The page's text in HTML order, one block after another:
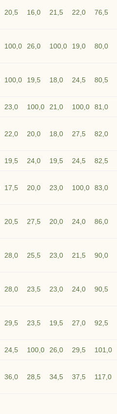
20,5 16,0 21,5 22,0 76,5
100,0 26,0 100,0 19,0 80,0
100,0 19,5 18,0 24,5 80,5
23,0 100,0 21,0 100,0 81,0
22,0 20,0 18,0 27,5 82,0
19,5 24,0 19,5 24,5 82,5
17,5 20,0 23,0 100,0 83,0
20,5 27,5 20,0 24,0 86,0
28,0 25,5 23,0 21,5 90,0
28,0 23,5 23,0 24,0 90,5
29,5 23,5 19,5 27,0 92,5
24,5 100,0 26,0 29,5 101,0
36,0 28,5 34,5 37,5 117,0